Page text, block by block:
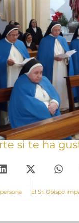
si te ha